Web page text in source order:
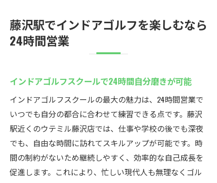
藤沢駅でインドアゴルフを楽しむなら
24時間営業
インドアゴルフスクールで24時間自分磨きが可能
インドアゴルフスクールの最大の魅力は、24時間営業で
いつでも自分の都合に合わせて練習できる点です。藤沢
駅近くのウテミル藤沢店では、仕事や学校の後でも深夜
でも、自由な時間に訪れてスキルアップが可能です。時
間の制約がないため継続しやすく、効率的な自己成長を
促進します。これにより、忙しい現代人も無理なくゴル